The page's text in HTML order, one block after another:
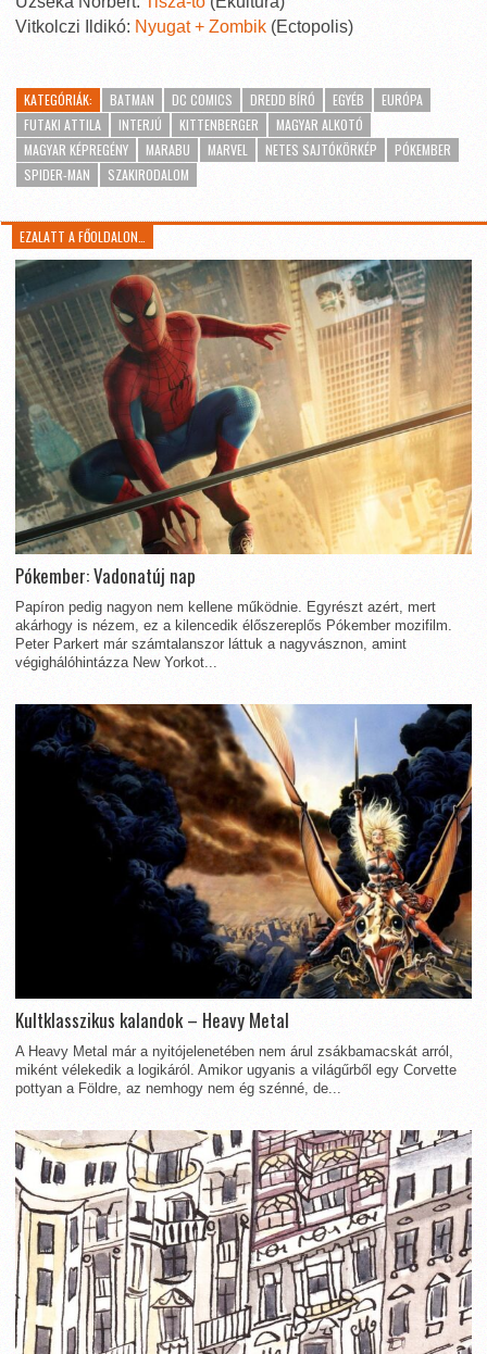
Vitkolczi Ildikó: Nyugat + Zombik (Ectopolis)
KATEGÓRIÁK: BATMAN DC COMICS DREDD BÍRÓ EGYÉB
EURÓPA
FUTAKI ATTILA
INTERJÚ KITTENBERGER
MAGYAR ALKOTÓ
MAGYAR KÉPREGÉNY
MARABU MARVEL NETES SAJTÓKÖRKÉP
PÓKEMBER
SPIDER-MAN
SZAKIRODALOM
EZALATT A FŐOLDALON…
Pókember: Vadonatúj nap
Papíron pedig nagyon nem kellene működnie. Egyrészt azért, mert
akárhogy is nézem, ez a kilencedik élőszereplős Pókember mozifilm.
Peter Parkert már számtalanszor láttuk a nagyvásznon, amint
végighálóhintázza New Yorkot...
Kultklasszikus kalandok – Heavy Metal
A Heavy Metal már a nyitójelenetében nem árul zsákbamacskát arról,
miként vélekedik a logikáról. Amikor ugyanis a világűrből egy Corvette
pottyan a Földre, az nemhogy nem ég szénné, de...